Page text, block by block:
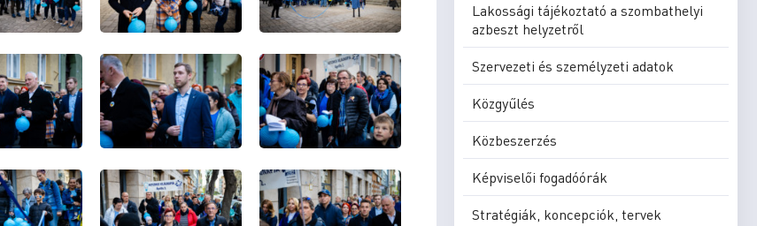
Lakossági tájékoztató a szombathelyi
azbeszt helyzetről
Szervezeti és személyzeti adatok
Közgyűlés
Közbeszerzés
Képviselői fogadóórák
Stratégiák, koncepciók, tervek